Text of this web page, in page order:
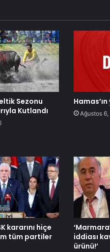
Sezonu
Kutlandı
Ağustos
kararını hiçe
tüm partiler
iddiası
ürünü!’